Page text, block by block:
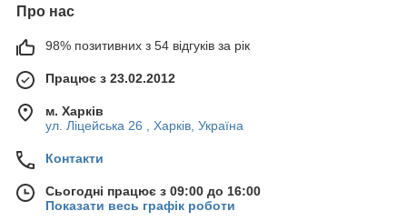
Про нас
98% позитивних з 54 відгуків за рік
Працює з 23.02.2012
м. Харків
ул. Ліцейська 26 , Харків, Україна
Контакти
Сьогодні працює з 09:00 до 16:00
Показати весь графік роботи